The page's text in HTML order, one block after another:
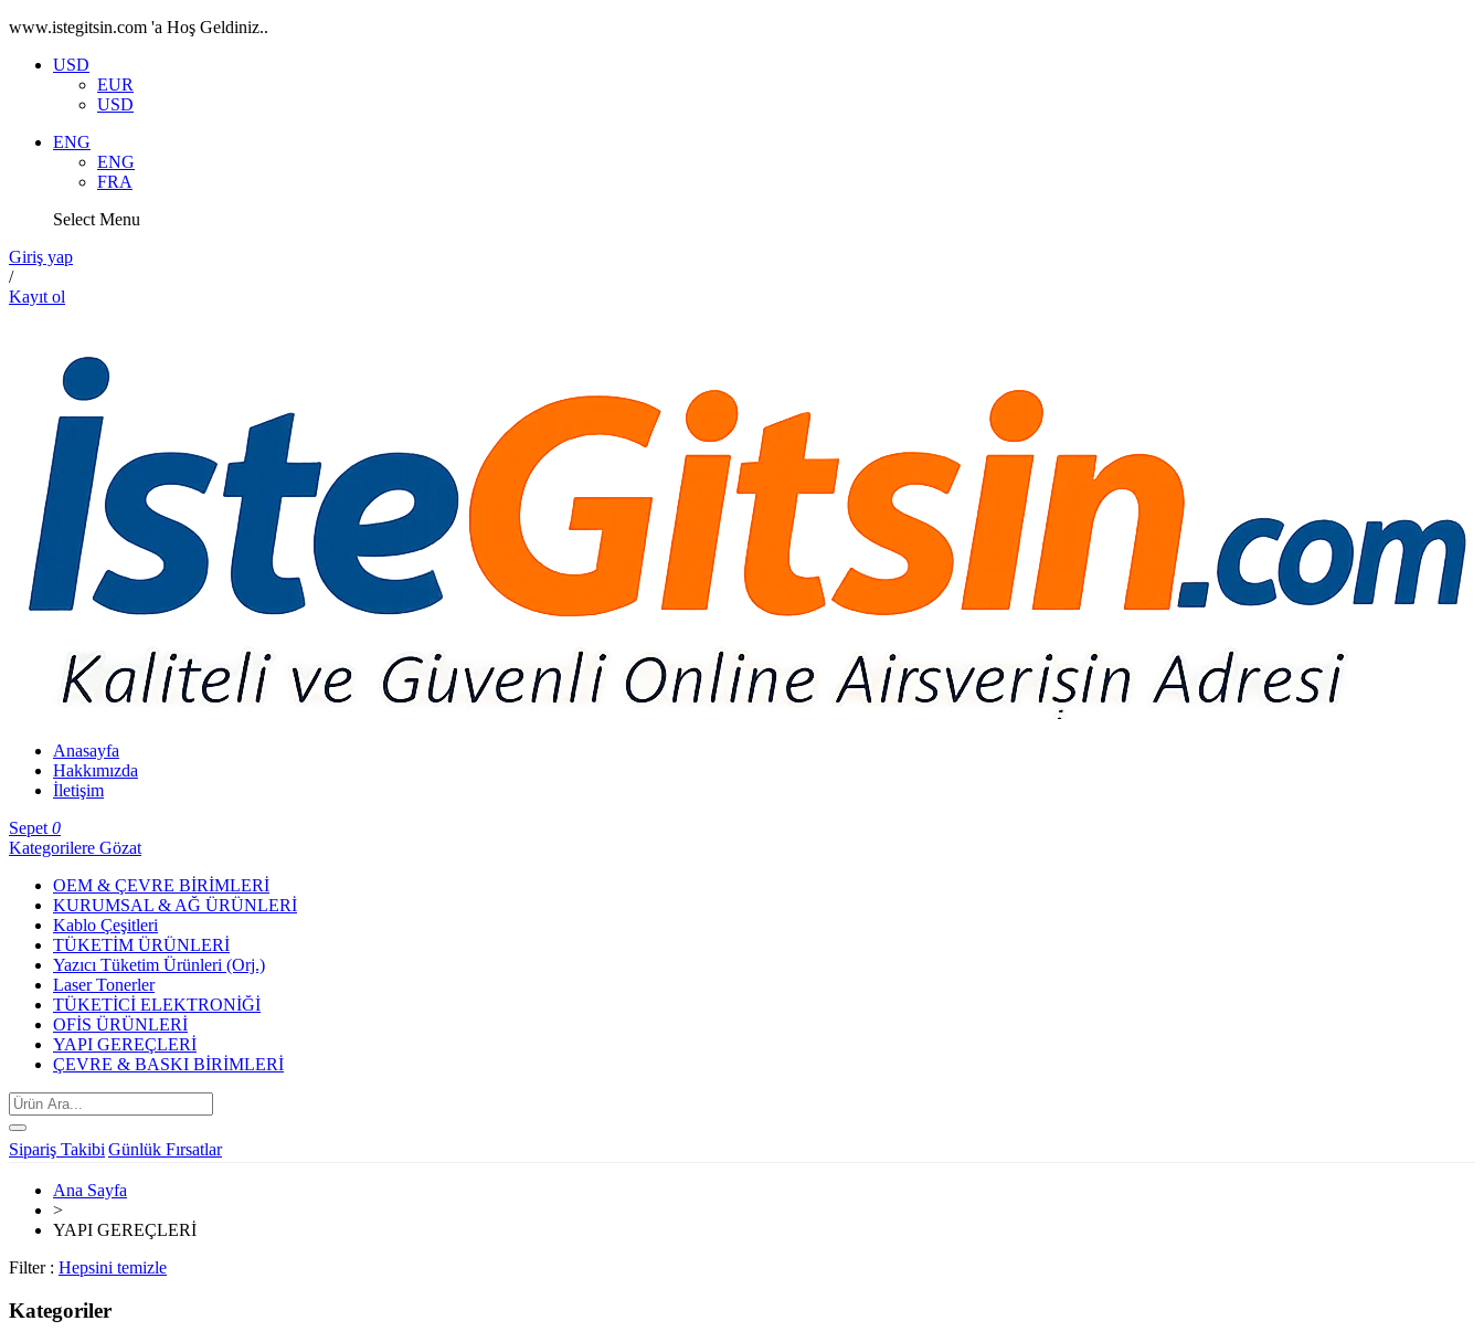
www.istegitsin.com 'a Hoş Geldiniz..
USD
EUR
USD
ENG
ENG
FRA
Select Menu
Giriş yap
/
Kayıt ol
Anasayfa
Hakkımızda
İletişim
Sepet 0
Kategorilere Gözat
OEM & ÇEVRE BİRİMLERİ
KURUMSAL & AĞ ÜRÜNLERİ
Kablo Çeşitleri
TÜKETİM ÜRÜNLERİ
Yazıcı Tüketim Ürünleri (Orj.)
Laser Tonerler
TÜKETİCİ ELEKTRONİĞİ
OFİS ÜRÜNLERİ
YAPI GEREÇLERİ
ÇEVRE & BASKI BİRİMLERİ
Sipariş Takibi Günlük Fırsatlar
Ana Sayfa
>
YAPI GEREÇLERİ
Filter : Hepsini temizle
Kategoriler